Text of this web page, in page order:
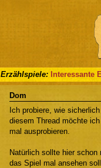
Erzählspiele: Interessante
Dom
Ich probiere, wie
diesem Thread möchte
mal ausprobieren.
Natürlich sollte hier
das Spiel mal ansehen